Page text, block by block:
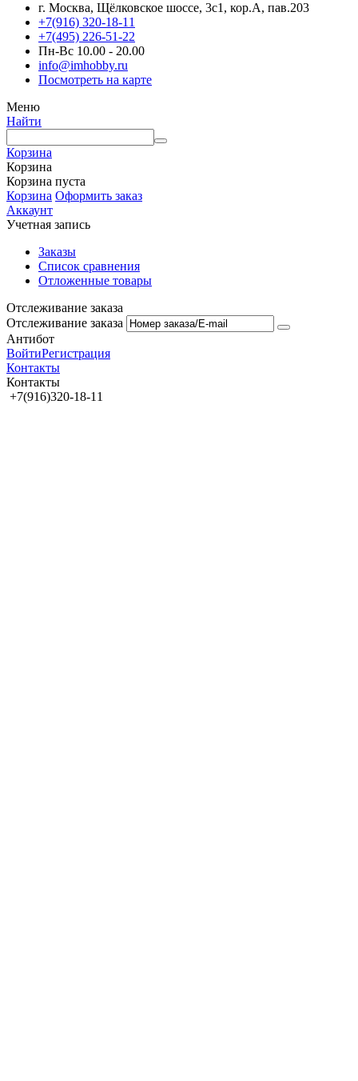
г. Москва, Щёлковское шоссе, 3с1, кор.А, пав.203
+7(916) 320-18-11
+7(495) 226-51-22
Пн-Вс 10.00 - 20.00
info@imhobby.ru
Посмотреть на карте
Меню
Найти
Корзина
Корзина
Корзина пуста
Корзина Оформить заказ
Аккаунт
Учетная запись
Заказы
Список сравнения
Отложенные товары
Отслеживание заказа
Отслеживание заказа
Антибот
ВойтиРегистрация
Контакты
Контакты
+7(916)320-18-11